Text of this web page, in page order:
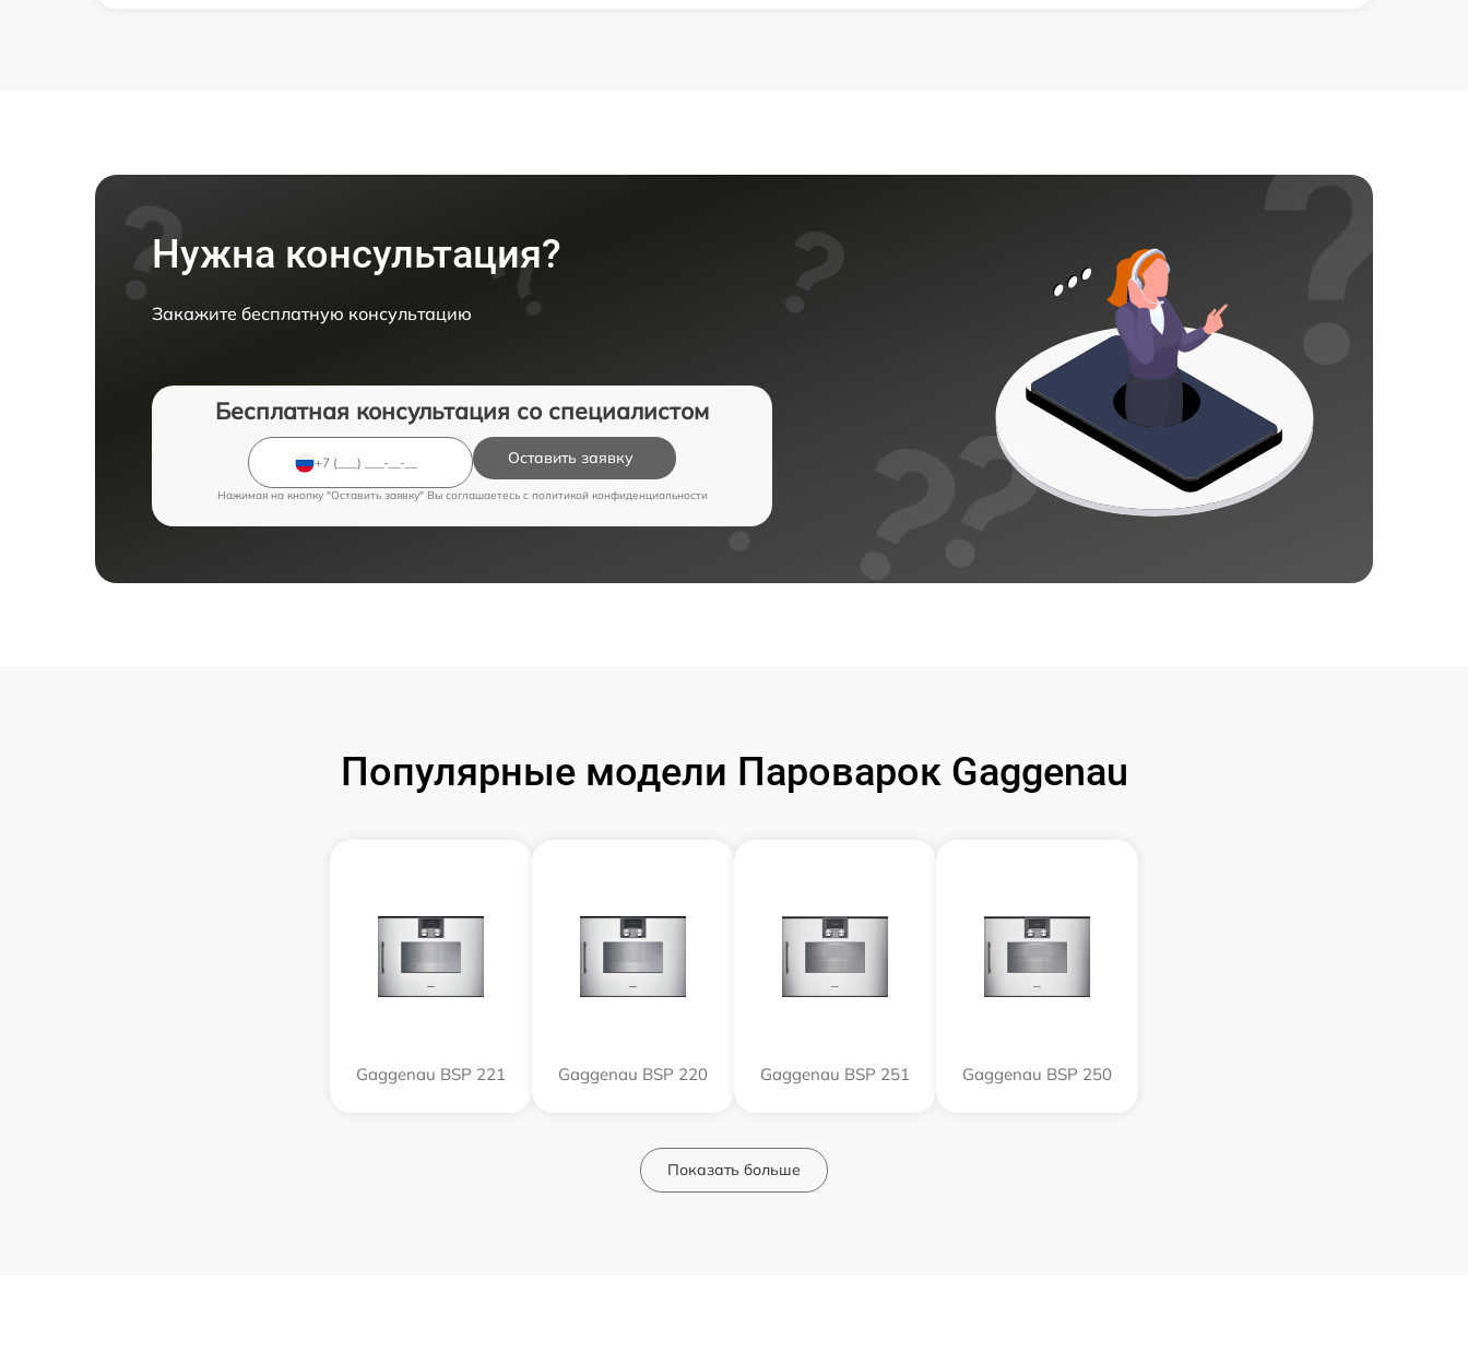
Нужна консультация?
Закажите бесплатную консультацию
Бесплатная консультация со специалистом
Оставить заявку
Нажимая на кнопку "Оставить заявку" Вы соглашаетесь c политикой конфиденциальности
Популярные модели Пароварок Gaggenau
Gaggenau BSP 221 Gaggenau BSP 220 Gaggenau BSP 251 Gaggenau BSP 250
Показать больше